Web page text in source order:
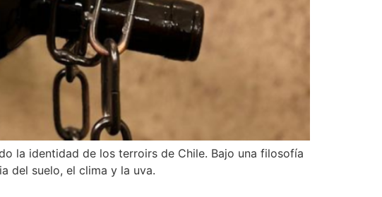
la identidad de los terroirs de Chile. Bajo una filosofía
del suelo, el clima y la uva.